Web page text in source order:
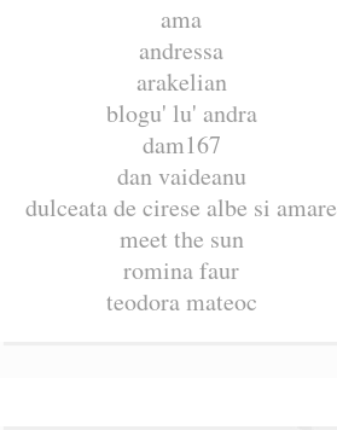
ama
andressa
arakelian
blogu' lu' andra
dam167
dan vaideanu
dulceata de cirese albe si amare
meet the sun
romina faur
teodora mateoc